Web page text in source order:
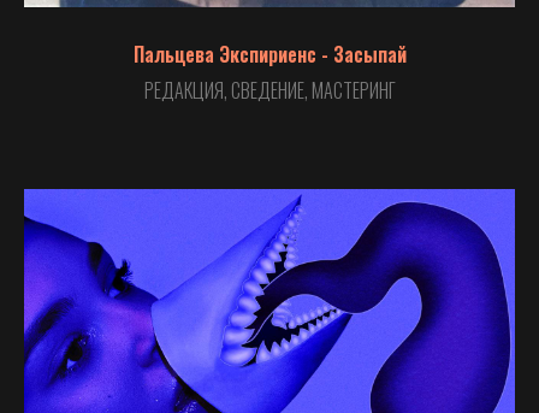
Пальцева Экспириенс - Засыпай
РЕДАКЦИЯ, СВЕДЕНИЕ, МАСТЕРИНГ